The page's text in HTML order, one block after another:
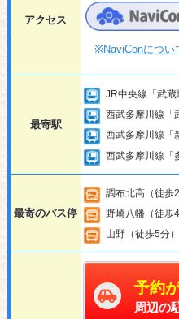
アクセス
※NaviConについ
最寄駅
JR中央線「武蔵
西武多摩川線「
西武多摩川線「
西武多摩川線「
最寄のバス停
調布北高（徒歩2
野崎八幡（徒歩4
山野（徒歩5分）
予約
周辺の